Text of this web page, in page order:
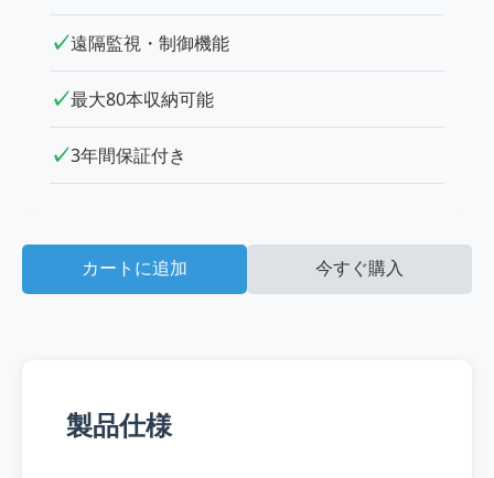
遠隔監視・制御機能
最大80本収納可能
3年間保証付き
カートに追加 今すぐ購入
製品仕様